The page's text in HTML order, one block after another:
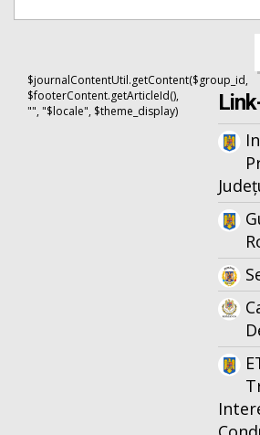
$journalContentUtil.getContent($group_id,
$footerContent.getArticleId(),
"", "$locale", $theme_display)